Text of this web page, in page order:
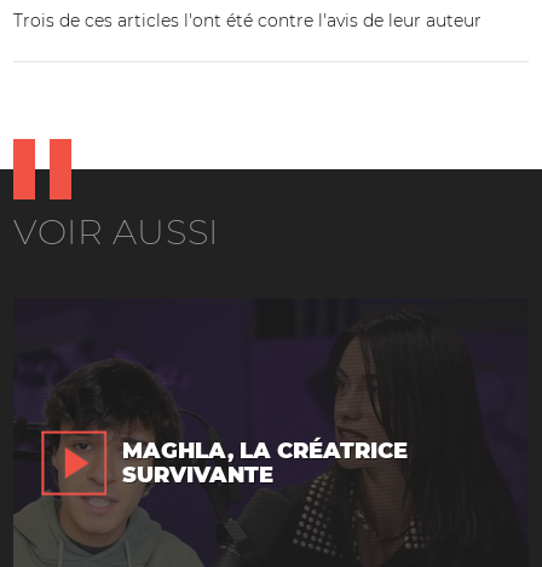
Trois de ces articles l'ont été contre l'avis de leur auteur
VOIR AUSSI
MAGHLA, LA CRÉATRICE
SURVIVANTE